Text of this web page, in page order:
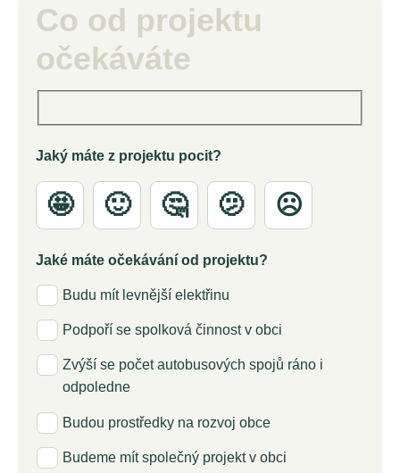
Co od projektu
očekáváte
Jaký máte z projektu pocit?
🤩 🙂 🤔 🫤 ☹️
Jaké máte očekávání od projektu?
Budu mít levnější elektřinu
Podpoří se spolková činnost v obci
Zvýší se počet autobusových spojů ráno i
odpoledne
Budou prostředky na rozvoj obce
Budeme mít společný projekt v obci